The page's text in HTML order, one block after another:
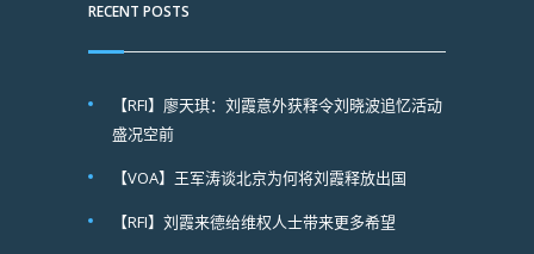
RECENT POSTS
【RFI】廖天琪：刘霞意外获释令刘晓波追忆活动
盛况空前
【VOA】王军涛谈北京为何将刘霞释放出国
【RFI】刘霞来德给维权人士带来更多希望